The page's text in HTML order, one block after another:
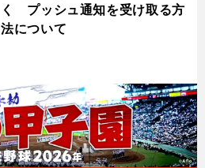
く プッシュ通知を受け取る方
法について